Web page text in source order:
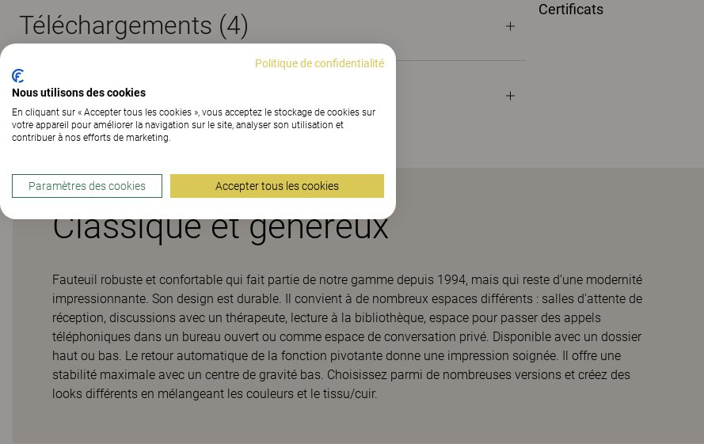
Certificats
Téléchargements (4)
Certificats (
Classique et généreux
Fauteuil robuste et confortable qui fait partie de notre gamme depuis 1994, mais qui reste d’une modernité
impressionnante. Son design est durable. Il convient à de nombreux espaces différents : salles d’attente de
réception, discussions avec un thérapeute, lecture à la bibliothèque, espace pour passer des appels
téléphoniques dans un bureau ouvert ou comme espace de conversation privé. Disponible avec un dossier
haut ou bas. Le retour automatique de la fonction pivotante donne une impression soignée. Il offre une
stabilité maximale avec un centre de gravité bas. Choisissez parmi de nombreuses versions et créez des
looks différents en mélangeant les couleurs et le tissu/cuir.
Politique de confidentialité
Nous utilisons des cookies
En cliquant sur « Accepter tous les cookies », vous acceptez le stockage de cookies sur
votre appareil pour améliorer la navigation sur le site, analyser son utilisation et
contribuer à nos efforts de marketing.
Paramètres des cookies Accepter tous les cookies